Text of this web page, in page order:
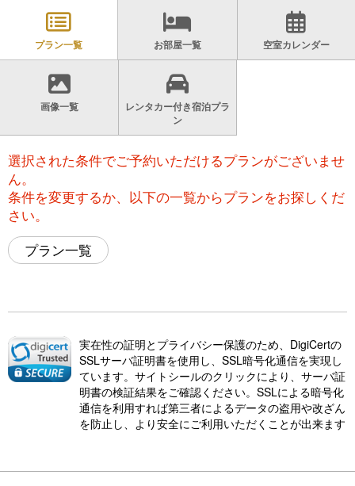
プラン一覧 お部屋一覧 空室カレンダー
画像一覧
レンタカー付き宿泊プラ
ン
選択された条件でご予約いただけるプランがございませ
ん。
条件を変更するか、以下の一覧からプランをお探しくだ
さい。
プラン一覧
実在性の証明とプライバシー保護のため、DigiCertの
SSLサーバ証明書を使用し、SSL暗号化通信を実現し
ています。サイトシールのクリックにより、サーバ証
明書の検証結果をご確認ください。SSLによる暗号化
通信を利用すれば第三者によるデータの盗用や改ざん
を防止し、より安全にご利用いただくことが出来ます